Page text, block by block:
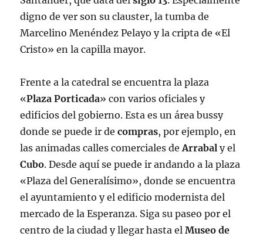
digno de ver son su clauster, la tumba de
Marcelino Menéndez Pelayo y la cripta de «El
Cristo» en la capilla mayor.
Frente a la catedral se encuentra la plaza
«Plaza Porticada» con varios oficiales y
edificios del gobierno. Esta es un área bussy
donde se puede ir decompras, por ejemplo, en
las animadas calles comerciales deArrabal y el
Cubo. Desde aquí se puede ir andando a la plaza
«Plaza del Generalísimo», donde se encuentra
el ayuntamiento y el edificio modernista del
mercado de la Esperanza. Siga su paseo por el
centro de la ciudad y llegar hasta elMuseo de